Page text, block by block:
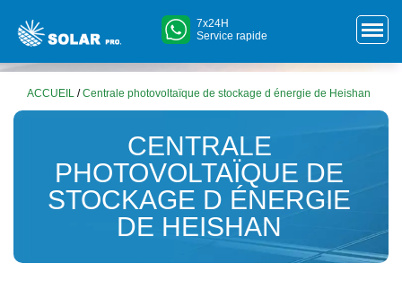
7x24H
Service rapide
ACCUEIL /Centrale photovoltaïque de stockage d énergie de Heishan
CENTRALE
PHOTOVOLTAÏQUE DE
STOCKAGE D ÉNERGIE
DE HEISHAN